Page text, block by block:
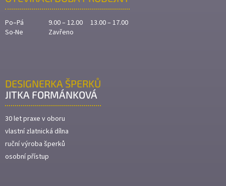
Po–Pá
9.00 – 12.00 13.00 – 17.00
So-Ne
Zavřeno
DESIGNERKA ŠPERKŮ
JITKA FORMÁNKOVÁ
30 let praxe v oboru
vlastní zlatnická dílna
ruční výroba šperků
osobní přístup